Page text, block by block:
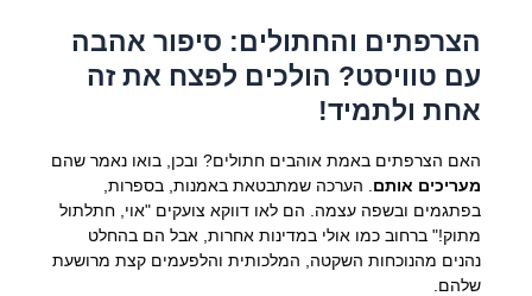
הצרפתים והחתולים: סיפור אהבה
עם טוויסט? הולכים לפצח את זה
אחת ולתמיד!
האם הצרפתים באמת אוהבים חתולים? ובכן, בואו נאמר שהם
מעריכים אותם . הערכה שמתבטאת באמנות, בספרות,
בפתגמים ובשפה עצמה. הם לאו דווקא צועקים "אוי, חתלתול
מתוק!" ברחוב כמו אולי במדינות אחרות, אבל הם בהחלט
נהנים מהנוכחות השקטה, המלכותית והלפעמים קצת מרושעת
שלהם.